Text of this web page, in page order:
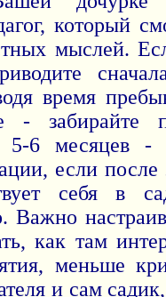
который
мыслей.
время
- забирайте
5-6 месяцев
если
себя в
Важно
как там
меньше
и сам